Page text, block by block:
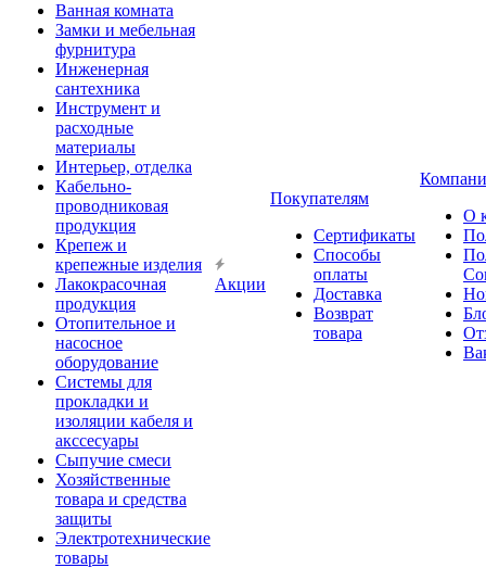
Ванная комната
Замки и мебельная
фурнитура
Инженерная
сантехника
Инструмент и
расходные
материалы
Интерьер, отделка
Кабельно-
проводниковая
продукция
Крепеж и
крепежные изделия
Лакокрасочная
продукция
Отопительное и
насосное
оборудование
Системы для
прокладки и
изоляции кабеля и
акссесуары
Сыпучие смеси
Хозяйственные
товара и средства
защиты
Электротехнические
товары
Акции
Покупателям
Сертификаты
Способы
оплаты
Доставка
Возврат
товара
О